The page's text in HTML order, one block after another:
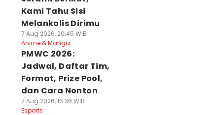
Kami Tahu Sisi
Melankolis Dirimu
7 Aug 2026, 20:45 WIB
Anime & Manga
PMWC 2026:
Jadwal, Daftar Tim,
Format, Prize Pool,
dan Cara Nonton
7 Aug 2026, 16:36 WIB
Esports